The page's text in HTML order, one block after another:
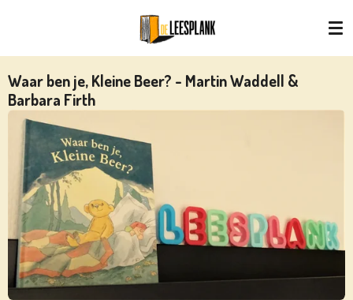
naar
de
hoofdinhoud
Waar ben je, Kleine Beer? - Martin Waddell &
Barbara Firth